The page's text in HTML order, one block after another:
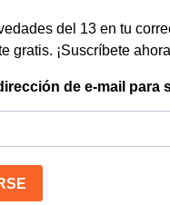
del 13 en tu
gratis. ¡Suscríbete
de e-mail para